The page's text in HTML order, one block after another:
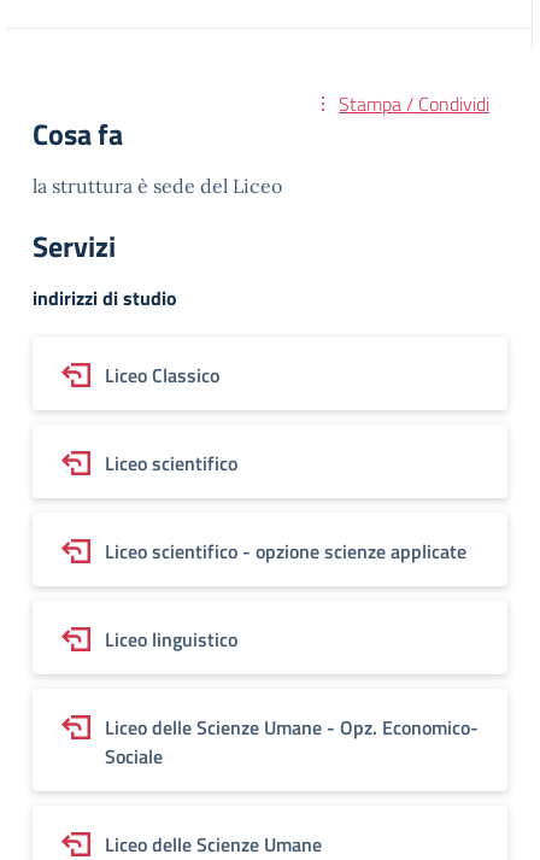
Stampa / Condividi
Cosa fa
la struttura è sede del Liceo
Servizi
indirizzi di studio
Liceo Classico
Liceo scientifico
Liceo scientifico - opzione scienze applicate
Liceo linguistico
Liceo delle Scienze Umane - Opz. Economico-
Sociale
Liceo delle Scienze Umane